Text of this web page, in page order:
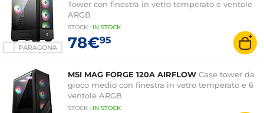
PARAGONA
Tower con finestra in vetro temperato e ventole
ARGB
STOCK : IN STOCK
78€95
MSI MAG FORGE 120A AIRFLOW Case tower da
gioco medio con finestra in vetro temperato e 6
ventole ARGB
STOCK : IN STOCK